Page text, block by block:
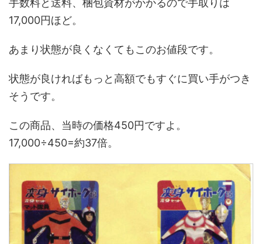
手数料と送料、梱包資材がかかるので手取りは
17,000円ほど。
あまり状態が良くなくてもこのお値段です。
状態が良ければもっと高額でもすぐに買い手がつき
そうです。
この商品、当時の価格450円ですよ。
17,000÷450=約37倍。